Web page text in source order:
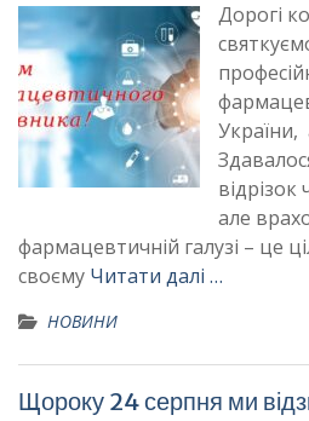
Дорогі
України,
відрізок
але
фармацевтичній галузі – це
своєму Читати далі …
НОВИНИ
Щороку 24 серпня ми